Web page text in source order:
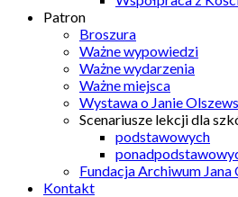
Patron
Broszura
Ważne wypowiedzi
Ważne wydarzenia
Ważne miejsca
Wystawa o Janie
Scenariusze lekcji dla
podstawowych
Fundacja Archiwum
Kontakt